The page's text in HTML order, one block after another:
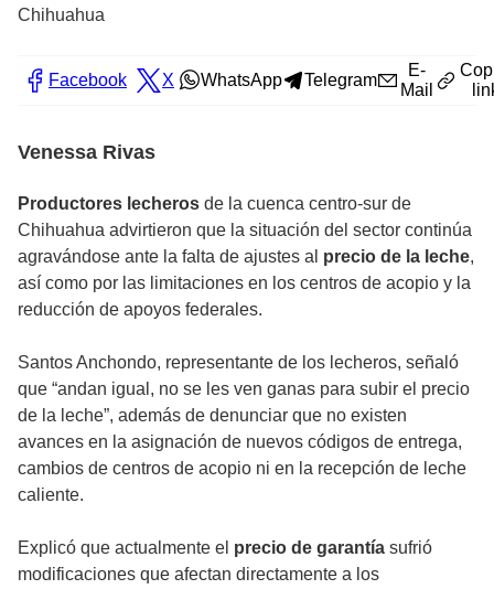
Chihuahua
Facebook X WhatsApp Telegram
E-
Mail
Venessa Rivas
Productores lecheros de la cuenca centro-sur de
Chihuahua advirtieron que la situación del sector continúa
agravándose ante la falta de ajustes al precio de la leche,
así como por las limitaciones en los centros de acopio y la
reducción de apoyos federales.
Santos Anchondo, representante de los lecheros, señaló
que “andan igual, no se les ven ganas para subir el precio
de la leche”, además de denunciar que no existen
avances en la asignación de nuevos códigos de entrega,
cambios de centros de acopio ni en la recepción de leche
caliente.
Explicó que actualmente el precio de garantía sufrió
modificaciones que afectan directamente a los